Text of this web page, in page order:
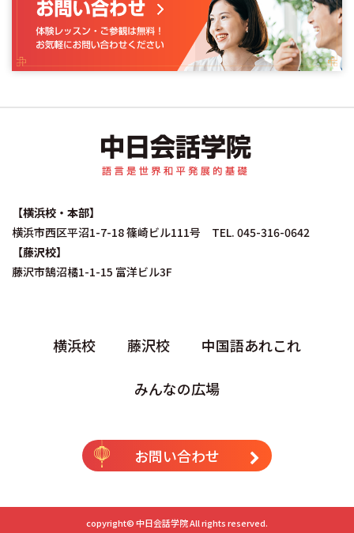
【横浜校・本部】
横浜市西区平沼1-7-18 篠崎ビル111号 TEL. 045-316-0642
【藤沢校】
藤沢市鵠沼橘1-1-15 富洋ビル3F
横浜校 藤沢校 中国語あれこれ
みんなの広場
お問い合わせ
copyright©中日会話学院All rights reserved.